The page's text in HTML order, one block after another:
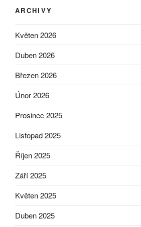
ARCHIVY
Květen 2026
Duben 2026
Březen 2026
Únor 2026
Prosinec 2025
Listopad 2025
Říjen 2025
Září 2025
Květen 2025
Duben 2025